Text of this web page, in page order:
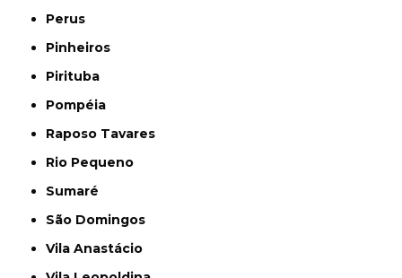
Perus
Pinheiros
Pirituba
Pompéia
Raposo Tavares
Rio Pequeno
Sumaré
São Domingos
Vila Anastácio